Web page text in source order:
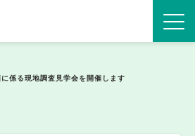
係る現地調査見学会を開催します